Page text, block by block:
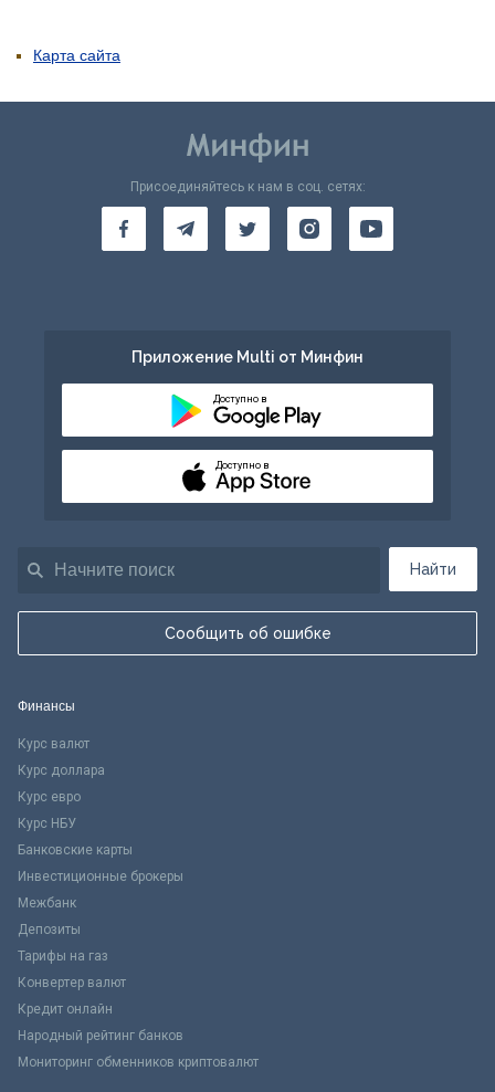
Карта сайта
Найти
Сообщить об ошибке
Присоединяйтесь к нам в соц. сетях:
Приложение Multi от Минфин
Доступно в
Доступно в
Финансы
Курс валют
Курс доллара
Курс евро
Курс НБУ
Банковские карты
Инвестиционные брокеры
Межбанк
Депозиты
Тарифы на газ
Конвертер валют
Кредит онлайн
Народный рейтинг банков
Мониторинг обменников криптовалют